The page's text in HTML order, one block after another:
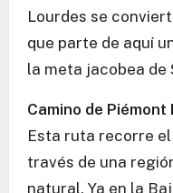
Lourdes se
que parte de aquí
la meta jacobea de
Camino de Piémont
Esta ruta recorre
través de una
natural. Ya en la